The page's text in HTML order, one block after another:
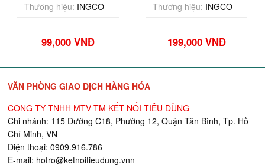
Thương hiệu: INGCO
99,000 VNĐ
Thương hiệu: INGCO
199,000 VNĐ
VĂN PHÒNG GIAO DỊCH HÀNG HÓA
CÔNG TY TNHH MTV TM KẾT NỐI TIÊU DÙNG
Chi nhánh: 115 Đường C18, Phường 12, Quận Tân Bình, Tp. Hồ
Chí Minh, VN
Điện thoại: 0909.916.786
E-mail: hotro@ketnoitieudung.vnn